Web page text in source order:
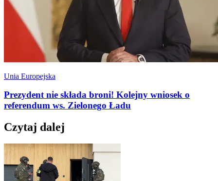
Unia Europejska
Prezydent nie składa broni! Kolejny wniosek o
referendum ws. Zielonego Ładu
Czytaj dalej